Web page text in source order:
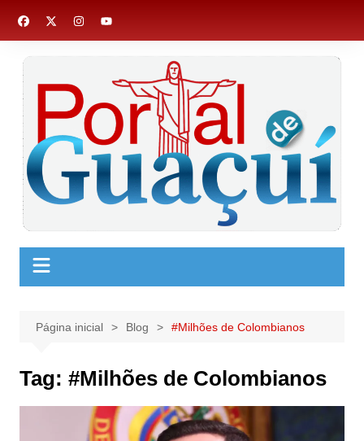
para
Página inicial Blog #Milhões de Colombianos
Tag: #Milhões de Colombianos